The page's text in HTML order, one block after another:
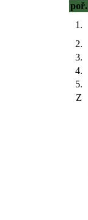
poř.
1.
2.
3.
4.
5.
Z